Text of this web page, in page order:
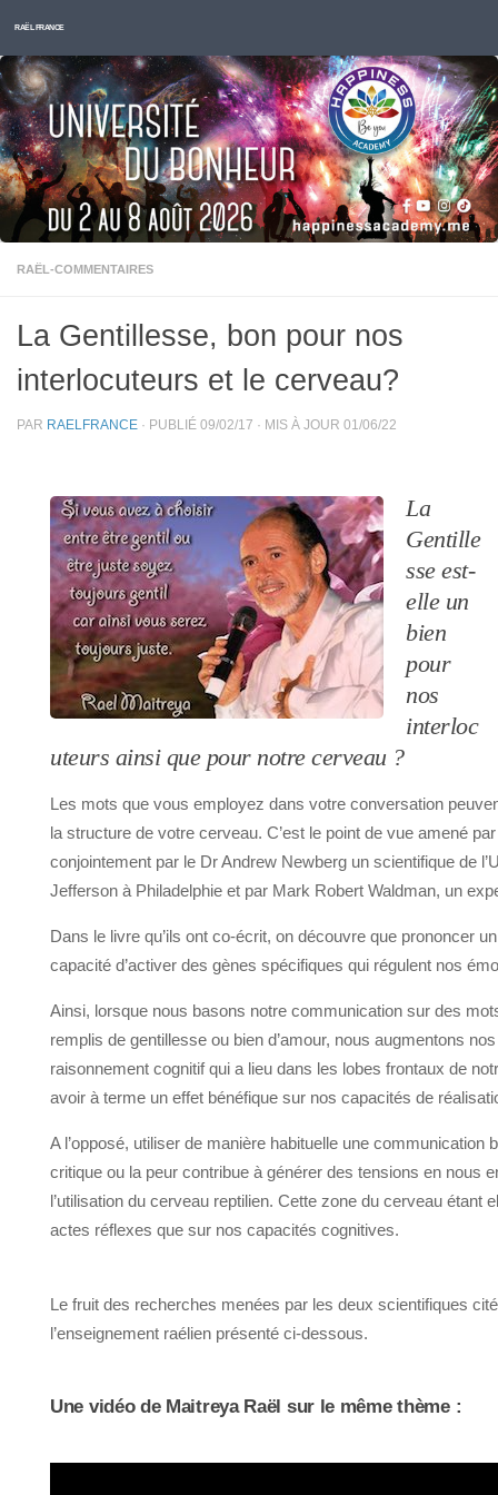
Skip to content
RAËL FRANCE
RAËL-COMMENTAIRES
La Gentillesse, bon pour nos
interlocuteurs et le cerveau?
PAR RAELFRANCE · PUBLIÉ 09/02/17 · MIS À JOUR 01/06/22
La
Gentille
sse est-
elle un
bien
pour
nos
interloc
uteurs ainsi que pour notre cerveau ?
Les mots que vous employez dans votre conversation
la structure de votre cerveau. C’est le point de vue amené
conjointement par le Dr Andrew Newberg un scientifique de
Jefferson à Philadelphie et par Mark Robert Waldman, un
Dans le livre qu’ils ont co-écrit, on découvre que prononcer
capacité d’activer des gènes spécifiques qui régulent nos
Ainsi, lorsque nous basons notre communication sur des
remplis de gentillesse ou bien d’amour, nous augmentons
raisonnement cognitif qui a lieu dans les lobes frontaux de
avoir à terme un effet bénéfique sur nos capacités de
A l’opposé, utiliser de manière habituelle une communication
critique ou la peur contribue à générer des tensions en nous
l’utilisation du cerveau reptilien. Cette zone du cerveau étant
actes réflexes que sur nos capacités cognitives.
Le fruit des recherches menées par les deux scientifiques
l’enseignement raélien présenté ci-dessous.
Une vidéo de Maitreya Raël sur le même thème :